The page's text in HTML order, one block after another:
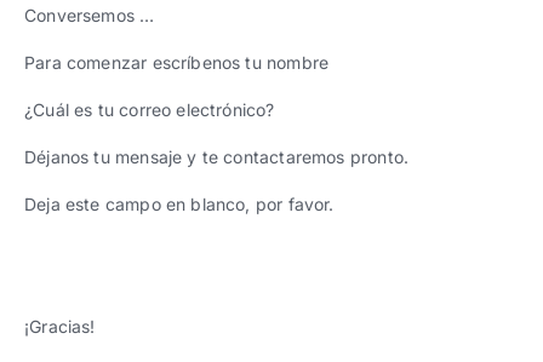
Conversemos …
Para comenzar escríbenos tu nombre
¿Cuál es tu correo electrónico?
Déjanos tu mensaje y te contactaremos pronto.
Deja este campo en blanco, por favor.
¡Gracias!